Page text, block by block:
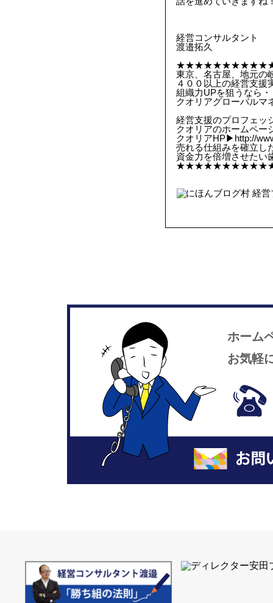
経営コンサルタント
渡邉拓久
東京、名古屋、地元の
４００以上の経営支援
組織力UPを狙うなら
クオリアグローバルマ
経営支援のプロフェッ
クオリアのホームペー
クオリアHP▶︎http://
売れる仕組みを確立
資金力を倍増させた
ホーム
お気軽